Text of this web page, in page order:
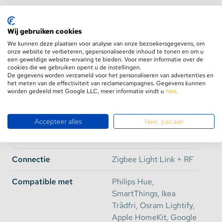
graden
Deze GU10 spot van GLEDOPTO heeft een sterke
lens waardoor de lichtbundel beperkt blijft tot 25°.
Dit houdt in dat de verlichting voornamelijk naar
beneden gericht zal schijnen. Hierdoor zal er een
sterk verlichte spot te zien zijn op de vloer. Deze 4
watt spot is uitermate geschikt om voorwerpen uit
Compatibiliteit
Deze Zigbee 3.0 spot van 4 Watt is te koppelen met
onder andere Philips Hue*, SmartThings, Apple
HomeKit en Google Assistant. Ook is het mogelijk
om deze te bedienen met Ikea Trådfri, Osram
Lightify en Amazon Echo Plus. Via uw huidige
smarthome app koppelt u deze eenvoudig aan uw
Artikelcode
Fabrikant
Fitting GU10
Wattage 4 Watt
Input Voltage AC 110 ~ 240 Volt
Connectie Zigbee Light Link + RF
Compatible met
Philips Hue,
SmartThings, Ikea
Trådfri, Osram Lightify,
Apple HomeKit, Google
Wij gebruiken cookies
We kunnen deze plaatsen voor analyse van onze bezoekersgegevens, om
onze website te verbeteren, gepersonaliseerde inhoud te tonen en om u
een geweldige website-ervaring te bieden. Voor meer informatie over de
cookies die we gebruiken opent u de instellingen.
De gegevens worden verzameld voor het personaliseren van advertenties en
het meten van de effectiviteit van reclamecampagnes. Gegevens kunnen
worden gedeeld met Google LLC, meer informatie vindt u hier.
Accepteer alles Nee, pas aan